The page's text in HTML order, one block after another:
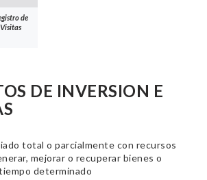
de
Visitas
DE INVERSION E
total o parcialmente con recursos
mejorar o recuperar bienes o
determinado